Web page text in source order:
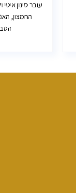
עובר סינון
החמצון,